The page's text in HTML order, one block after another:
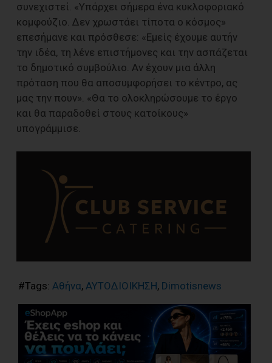
συνεχιστεί. «Υπάρχει σήμερα ένα κυκλοφοριακό
κομφούζιο. Δεν χρωστάει τίποτα ο κόσμος»
επεσήμανε και πρόσθεσε: «Εμείς έχουμε αυτήν
την ιδέα, τη λένε επιστήμονες και την ασπάζεται
το δημοτικό συμβούλιο. Αν έχουν μια άλλη
πρόταση που θα αποσυμφορήσει το κέντρο, ας
μας την πουν». «Θα το ολοκληρώσουμε το έργο
και θα παραδοθεί στους κατοίκους»
υπογράμμισε.
#Tags: Αθήνα, ΑΥΤΟΔΙΟΙΚΗΣΗ, Dimotisnews